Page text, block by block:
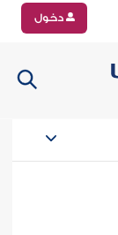
دخول